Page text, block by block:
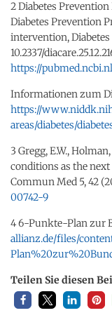
2 Diabetes
Diabetes Prevention
intervention, Diabetes
10.2337/
https://
Informationen zum
https://
areas/diabetes/
3 Gregg, E.W.,
conditions as the
Commun Med 5, 42
00742-9
4 6-Punkte-Plan zur
allianz.de/files/
Teilen Sie diesen